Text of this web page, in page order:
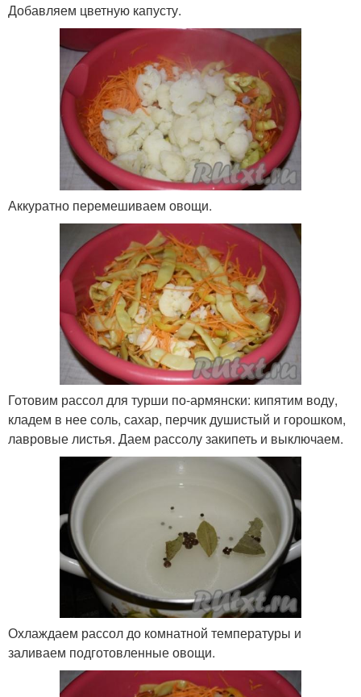
Добавляем цветную капусту.
Аккуратно перемешиваем овощи.
Готовим рассол для турши по-армянски: кипятим воду,
кладем в нее соль, сахар, перчик душистый и горошком,
лавровые листья. Даем рассолу закипеть и выключаем.
Охлаждаем рассол до комнатной температуры и
заливаем подготовленные овощи.